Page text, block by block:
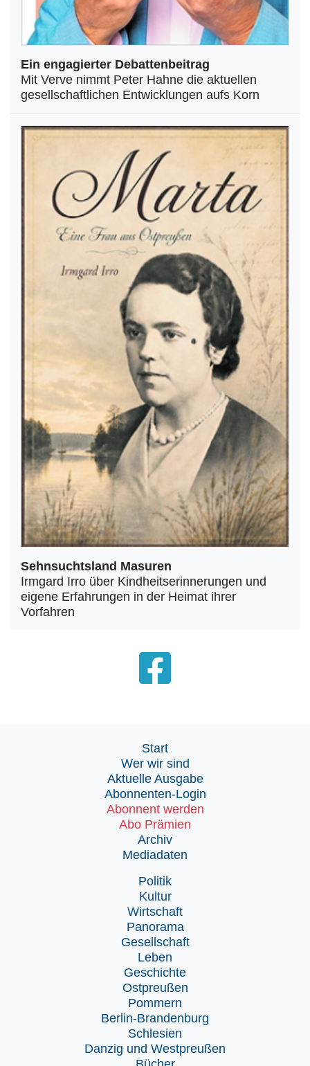
Ein engagierter Debattenbeitrag
Mit Verve nimmt Peter Hahne die aktuellen
gesellschaftlichen Entwicklungen aufs Korn
Sehnsuchtsland Masuren
Irmgard Irro über Kindheitserinnerungen und
eigene Erfahrungen in der Heimat ihrer
Vorfahren
Start
Wer wir sind
Aktuelle Ausgabe
Abonnenten-Login
Abonnent werden
Abo Prämien
Archiv
Mediadaten
Politik
Kultur
Wirtschaft
Panorama
Gesellschaft
Leben
Geschichte
Ostpreußen
Pommern
Berlin-Brandenburg
Schlesien
Danzig und Westpreußen